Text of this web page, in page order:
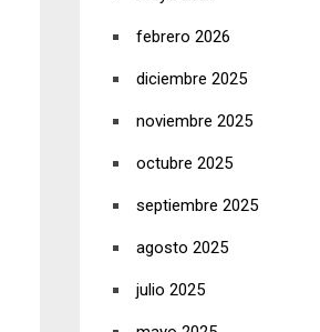
febrero 2026
diciembre 2025
noviembre 2025
octubre 2025
septiembre 2025
agosto 2025
julio 2025